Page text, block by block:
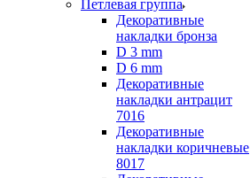
Петлевая группа
Декоративные
накладки бронза
D 3 mm
D 6 mm
Декоративные
накладки антрацит
7016
Декоративные
накладки коричневые
8017